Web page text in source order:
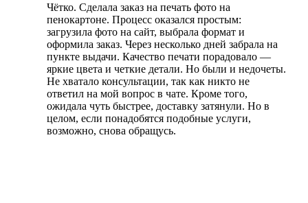
Чётко. Сделала заказ на печать фото на
пенокартоне. Процесс оказался простым:
загрузила фото на сайт, выбрала формат и
оформила заказ. Через несколько дней забрала на
пункте выдачи. Качество печати порадовало —
яркие цвета и четкие детали. Но были и недочеты.
Не хватало консультации, так как никто не
ответил на мой вопрос в чате. Кроме того,
ожидала чуть быстрее, доставку затянули. Но в
целом, если понадобятся подобные услуги,
возможно, снова обращусь.